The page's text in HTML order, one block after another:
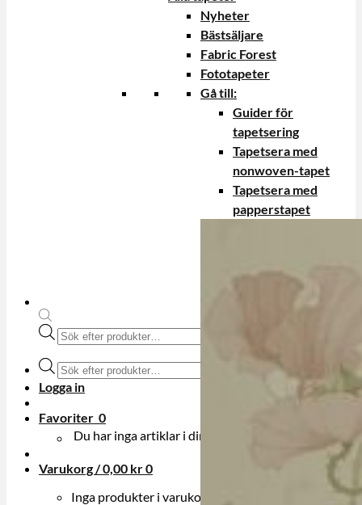
Produktsökning
Produktsökning
Logga in
Favoriter 0
Du har inga artiklar i din onskelista.
Varukorg /0,00 kr0
Inga produkter i varukorgen.
Nyheter
Bästsäljare
Fabric Forest
Fototapeter
Gå till:
Guider för
tapetsering
Tapetsera med
nonwoven-tapet
Tapetsera med
papperstapet